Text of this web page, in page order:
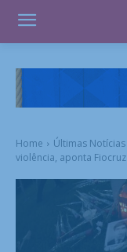
Home Últimas Notícias
violência, aponta Fiocruz